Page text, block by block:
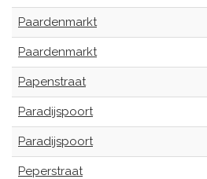
Paardenmarkt
Paardenmarkt
Papenstraat
Paradijspoort
Paradijspoort
Peperstraat